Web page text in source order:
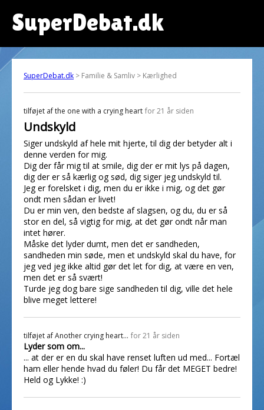
SuperDebat.dk
SuperDebat.dk > Familie & Samliv > Kærlighed
tilføjet afthe one with a crying heart for 21 år siden
Undskyld
Siger undskyld af hele mit hjerte, til dig der betyder alt i
denne verden for mig.
Dig der får mig til at smile, dig der er mit lys på dagen,
dig der er så kærlig og sød, dig siger jeg undskyld til.
Jeg er forelsket i dig, men du er ikke i mig, og det gør
ondt men sådan er livet!
Du er min ven, den bedste af slagsen, og du, du er så
stor en del, så vigtig for mig, at det gør ondt når man
intet hører.
Måske det lyder dumt, men det er sandheden,
sandheden min søde, men et undskyld skal du have, for
jeg ved jeg ikke altid gør det let for dig, at være en ven,
men det er så svært!
Turde jeg dog bare sige sandheden til dig, ville det hele
blive meget lettere!
tilføjet afAnother crying heart... for 21 år siden
Lyder som om...
... at der er en du skal have renset luften ud med... Fortæl
ham eller hende hvad du føler! Du får det MEGET bedre!
Held og Lykke! :)